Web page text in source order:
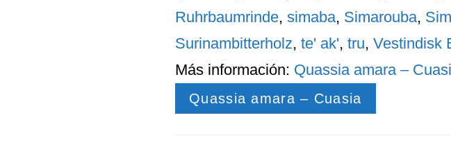
Ruhrbaumrinde, simaba, Simarouba,
Surinambitterholz, te' ak', tru, Vestindisk
Más información: Quassia amara –
Quassia amara – Cuasia